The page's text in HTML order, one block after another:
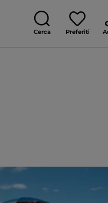
Cerca Preferiti